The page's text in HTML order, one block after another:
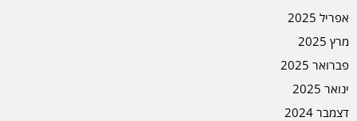
אפריל 2025
מרץ 2025
פברואר 2025
ינואר 2025
דצמבר 2024